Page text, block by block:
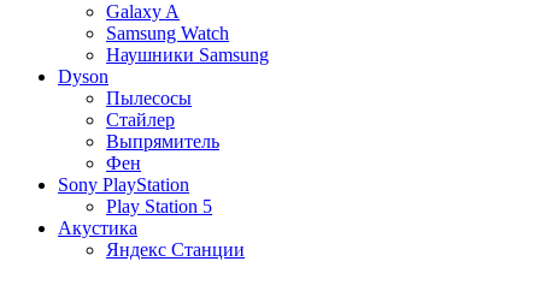
Galaxy A
Samsung Watch
Наушники Samsung
Dyson
Пылесосы
Стайлер
Выпрямитель
Фен
Sony PlayStation
Play Station 5
Акустика
Яндекс Станции